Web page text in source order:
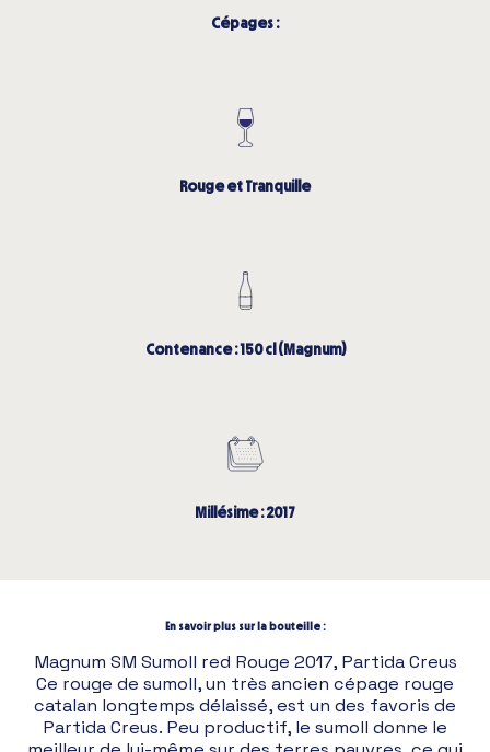
Cépages :
Rouge et Tranquille
Contenance : 150 cl (Magnum)
Millésime : 2017
En savoir plus sur la bouteille :
Magnum SM Sumoll red Rouge 2017, Partida Creus
Ce rouge de sumoll, un très ancien cépage rouge
catalan longtemps délaissé, est un des favoris de
Partida Creus. Peu productif, le sumoll donne le